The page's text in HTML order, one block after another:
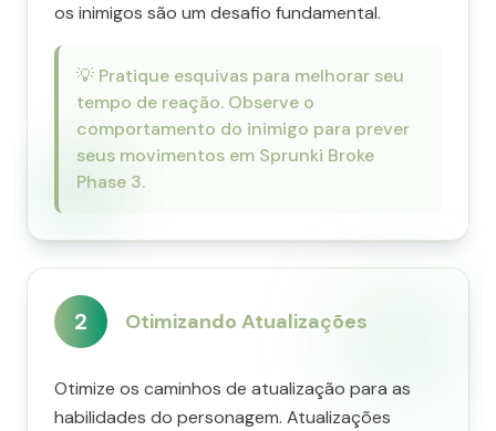
os inimigos são um desafio fundamental.
💡 Pratique esquivas para melhorar seu
tempo de reação. Observe o
comportamento do inimigo para prever
seus movimentos em Sprunki Broke
Phase 3.
2 Otimizando Atualizações
Otimize os caminhos de atualização para as
habilidades do personagem. Atualizações